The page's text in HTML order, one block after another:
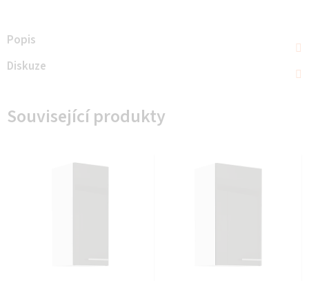
Popis
Diskuze
Související produkty